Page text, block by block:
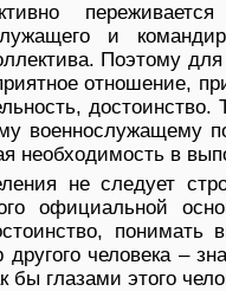
и
Поэтому
отношение,
военнослужащему
необходимость в
не следует
официальной
понимать
человека –
бы глазами этого